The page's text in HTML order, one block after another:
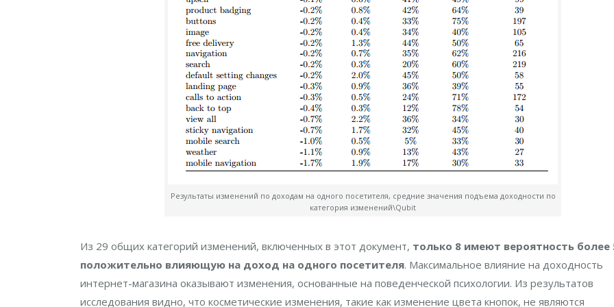
Результаты изменений по доходам на одного посетителя, средние значения подъема доходности по
категория изменений\Qubit
Из 29 общих категорий изменений, включенных в этот документ, только 8 имеют вероятность более
положительно влияющую на доход на одного посетителя. Максимальное влияние на доходность
интернет-магазина оказывают изменения, основанные на поведенческой психологии. Из результатов
исследования видно, что косметические изменения, такие как изменение цвета кнопок, не являются